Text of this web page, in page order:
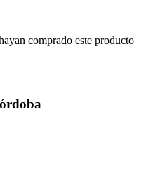
comprado este producto